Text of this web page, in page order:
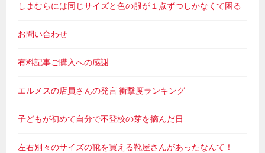
しまむらには同じサイズと色の服が１点ずつしかなくて困る
お問い合わせ
有料記事ご購入への感謝
エルメスの店員さんの発言 衝撃度ランキング
子どもが初めて自分で不登校の芽を摘んだ日
左右別々のサイズの靴を買える靴屋さんがあったなんて！